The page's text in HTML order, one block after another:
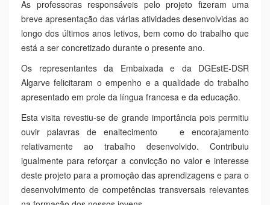
aos estabelecimento de ensino cuja oferta linguística e
serviços apresentem garantias de qualidade no que
respeita à promoção da língua francesa.
A Escola de Boliqueime trabalha com o projeto SELF
(Secção Europeia de Língua Francesa) desde o ano letivo
2009/2010 e, pela segunda vez é distinguida com este selo
de excelência.
As professoras responsáveis pelo projeto fizeram uma
breve apresentação das várias atividades desenvolvidas ao
longo dos últimos anos letivos, bem como do trabalho que
está a ser concretizado durante o presente ano.
Os representantes da Embaixada e da DGEstE-DSR
Algarve felicitaram o empenho e a qualidade do trabalho